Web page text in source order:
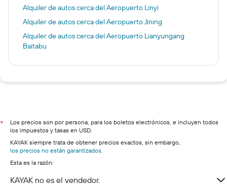
Alquiler de autos cerca del Aeropuerto Linyi
Alquiler de autos cerca del Aeropuerto Jining
Alquiler de autos cerca del Aeropuerto Lianyungang
Baitabu
*
Los precios son por persona, para los boletos electrónicos, e incluyen todos
los impuestos y tasas en USD.
KAYAK siempre trata de obtener precios exactos, sin embargo,
los precios no están garantizados.
Esta es la razón:
KAYAK no es el vendedor.